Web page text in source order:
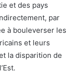
et des pays
par
à bouleverser les
et leurs
la disparition de